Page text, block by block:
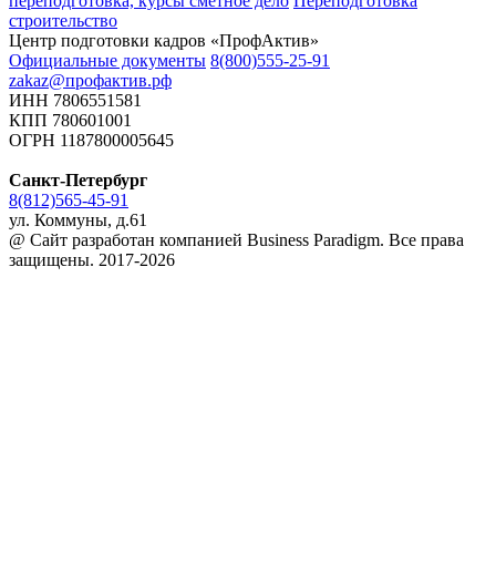
строительство
Центр подготовки кадров «ПрофАктив»
Официальные документы 8(800)555-25-91
zakaz@профактив.рф
ИНН 7806551581
КПП 780601001
ОГРН 1187800005645
Санкт-Петербург
8(812)565-45-91
ул. Коммуны, д.61
@ Сайт разработан компанией Business Paradigm. Все права
защищены. 2017-2026